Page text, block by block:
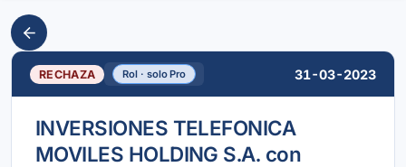
RECHAZA Rol · solo Pro 31-03-2023
INVERSIONES TELEFONICA
MOVILES HOLDING S.A. con